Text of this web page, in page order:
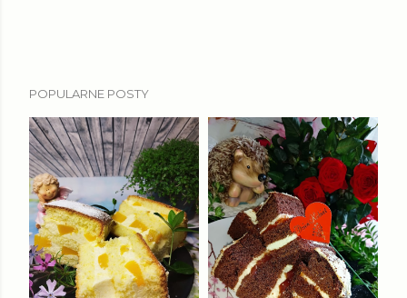
POPULARNE POSTY